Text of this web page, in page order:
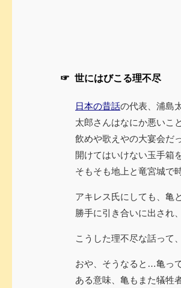
☞ 世にはびこる理不尽
日本の昔話の代表、浦島
太郎さんはなにか悪いこ
飲めや歌えやの大宴会だ
開けてはいけない玉手箱
そもそも地上と竜宮城で
アキレス氏にしても、亀
勝手に引き合いに出され
こうした理不尽な話って
おや、そうなると…亀っ
ある意味、亀もまた犠牲